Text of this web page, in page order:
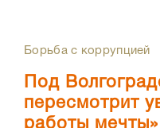
Борьба с коррупцией
Под
пересмотрит
работы